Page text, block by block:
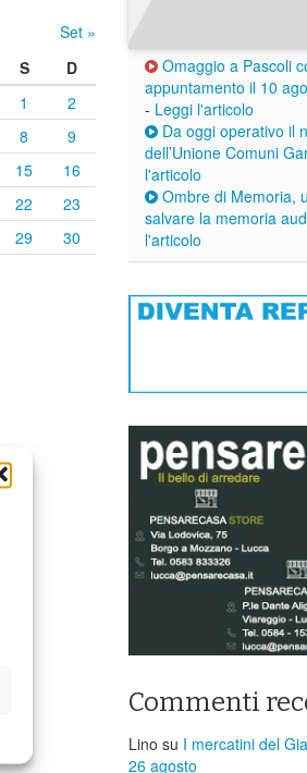
Set »
S
D
1
2
8
9
15
16
22
23
29
30
Omaggio a Pascoli
appuntamento il 10
- Leggi l'articolo
Da oggi operativo il
dell’Unione Comuni
l'articolo
Ombre di Memoria,
salvare la memoria
l'articolo
Commenti
Lino su I mercatini del
26 agosto